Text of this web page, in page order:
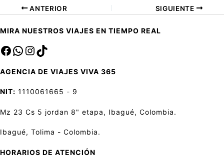
ANTERIOR SIGUIENTE
MIRA NUESTROS VIAJES EN TIEMPO REAL
Facebook
saInstagram
TikTok
AGENCIA DE VIAJES VIVA 365
NIT: 1110061665 - 9
Mz 23 Cs 5 jordan 8" etapa, Ibagué, Colombia.
Ibagué, Tolima - Colombia.
HORARIOS DE ATENCIÓN